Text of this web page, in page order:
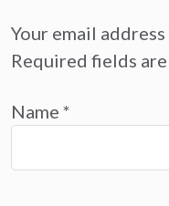
Your email
Required fields
Name *